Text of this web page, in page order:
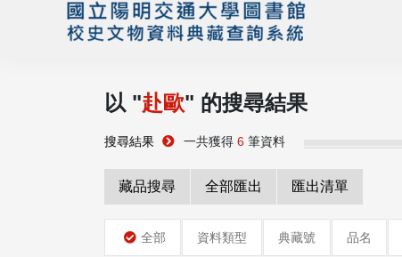
以 "赴歐" 的搜尋結果
搜尋結果 一共獲得 6 筆資料
藏品搜尋 全部匯出 匯出清單
全部 資料類型 典藏號 品名